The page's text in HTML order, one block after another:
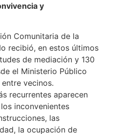
y
Comunitaria de la
recibió, en estos últimos
de mediación y 130
el Ministerio Público
vecinos.
recurrentes aparecen
inconvenientes
las
la ocupación de